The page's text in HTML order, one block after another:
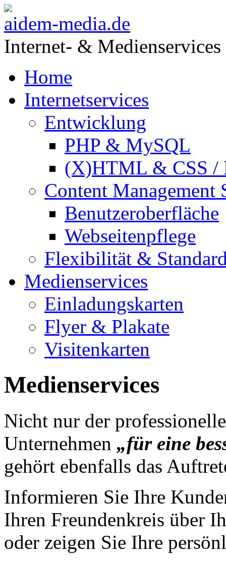
aidem-media.de
Internet- & Medienservices
Home
Internetservices
Entwicklung
PHP & MySQL
(X)HTML & CSS /
Content Management
Benutzeroberfläche
Webseitenpflege
Flexibilität &
Medienservices
Einladungskarten
Flyer & Plakate
Visitenkarten
Medienservices
Nicht nur der
Unternehmen „für eine
gehört ebenfalls das
Informieren Sie Ihre
Ihren Freundenkreis über
oder zeigen Sie Ihre